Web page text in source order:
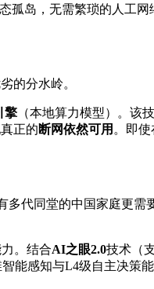
孤岛，无需繁琐的人工
的分水岭。
擎 （本地算力模型）。该
正的断网依然可用 。即
多代同堂的中国家庭更
。结合AI之眼2.0技术（
能感知与L4级自主决策